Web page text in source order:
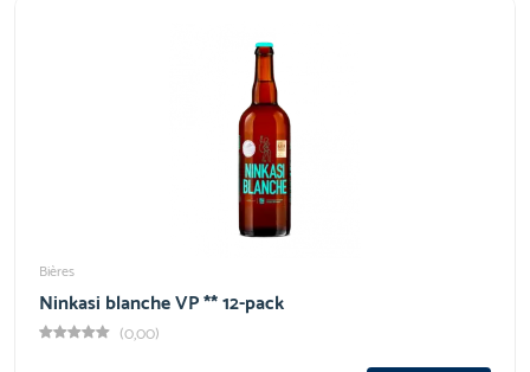
Bières
Ninkasi blanche VP ** 12-pack
(0,00)